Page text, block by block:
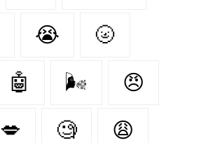
😭 🌝
🤖 🌬 😠
💋 🧐 😩